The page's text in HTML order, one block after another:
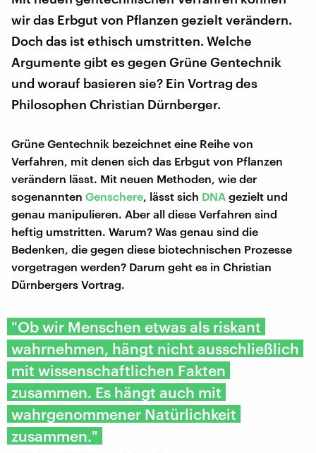
wir das Erbgut von Pflanzen gezielt verändern.
Doch das ist ethisch umstritten. Welche
Argumente gibt es gegen Grüne Gentechnik
und worauf basieren sie? Ein Vortrag des
Philosophen Christian Dürnberger.
Grüne Gentechnik bezeichnet eine Reihe von
Verfahren, mit denen sich das Erbgut von Pflanzen
verändern lässt. Mit neuen Methoden, wie der
sogenannten Genschere , lässt sich DNA gezielt und
genau manipulieren. Aber all diese Verfahren sind
heftig umstritten. Warum? Was genau sind die
Bedenken, die gegen diese biotechnischen Prozesse
vorgetragen werden? Darum geht es in Christian
Dürnbergers Vortrag.
"Ob wir Menschen etwas als riskant
wahrnehmen, hängt nicht ausschließlich
mit wissenschaftlichen Fakten
zusammen. Es hängt auch mit
wahrgenommener Natürlichkeit
zusammen."